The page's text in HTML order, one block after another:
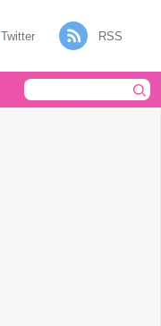
Twitter RSS